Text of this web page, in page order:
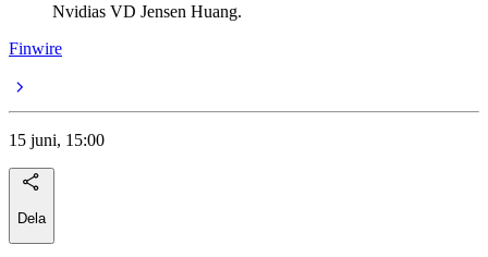
Nvidias VD Jensen Huang.
Finwire
15 juni, 15:00
Dela